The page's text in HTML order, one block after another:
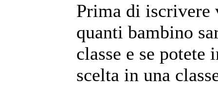
Prima di
quanti bambino
classe e se
scelta in una